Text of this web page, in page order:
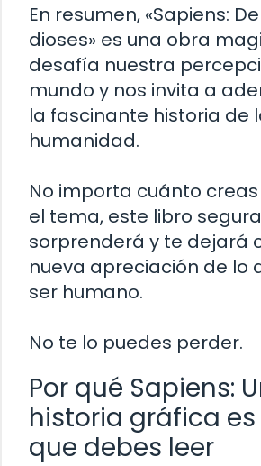
En resumen, «Sapiens:
dioses» es una obra
desafía nuestra
mundo y nos invita a
la fascinante historia de
humanidad.
No importa cuánto
el tema, este libro
sorprenderá y te dejará
nueva apreciación de lo
ser humano.
No te lo puedes perder.
Por qué Sapiens:
historia gráfica es
que debes leer